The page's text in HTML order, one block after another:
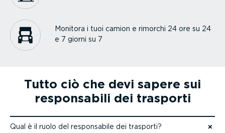
Monitora i tuoi camion e rimorchi 24 ore su 24
e 7 giorni su 7
Tutto ciò che devi sapere sui
respon­sabili dei trasporti
Qual è il ruolo del respon­sabile dei trasporti?